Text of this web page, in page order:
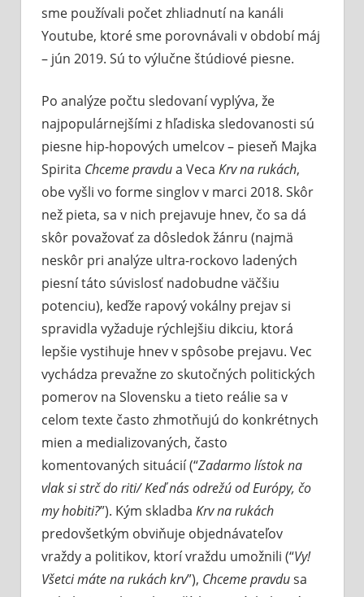
sme používali počet zhliadnutí na kanáli
Youtube, ktoré sme porovnávali v období máj
– jún 2019. Sú to výlučne štúdiové piesne.
Po analýze počtu sledovaní vyplýva, že
najpopulárnejšími z hľadiska sledovanosti sú
piesne hip-hopových umelcov – pieseň Majka
Spirita Chceme pravdua Veca Krv na rukách,
obe vyšli vo forme singlov v marci 2018. Skôr
než pieta, sa v nich prejavuje hnev, čo sa dá
skôr považovať za dôsledok žánru (najmä
neskôr pri analýze ultra-rockovo ladených
piesní táto súvislosť nadobudne väčšiu
potenciu), keďže rapový vokálny prejav si
spravidla vyžaduje rýchlejšiu dikciu, ktorá
lepšie vystihuje hnev v spôsobe prejavu. Vec
vychádza prevažne zo skutočných politických
pomerov na Slovensku a tieto reálie sa v
celom texte často zhmotňujú do konkrétnych
mien a medializovaných, často
komentovaných situácií (“Zadarmo lístok na
vlak si strč do riti/ Keď nás odrežú od Európy, čo
my hobiti?”). Kým skladba Krv na rukách
predovšetkým obviňuje objednávateľov
vraždy a politikov, ktorí vraždu umožnili (“Vy!
Všetci máte na rukách krv”), Chceme pravdusa